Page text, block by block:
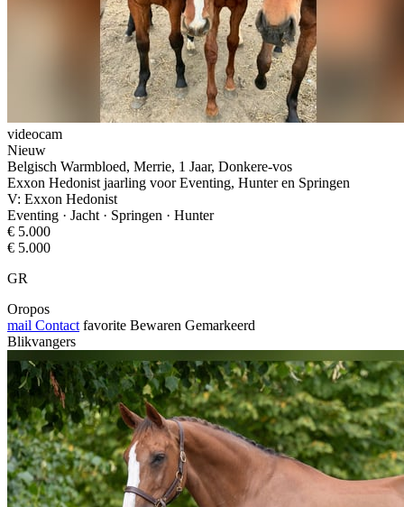
videocam
Nieuw
Belgisch Warmbloed, Merrie, 1 Jaar, Donkere-vos
Exxon Hedonist jaarling voor Eventing, Hunter en Springen
V: Exxon Hedonist
Eventing · Jacht · Springen · Hunter
€ 5.000
€ 5.000
GR
Oropos
mail Contact favorite Bewaren Gemarkeerd
Blikvangers